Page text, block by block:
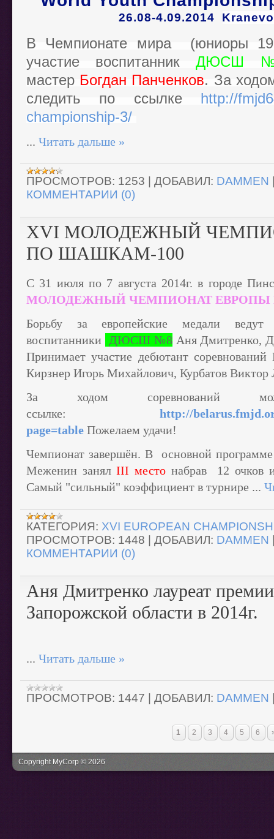
26.08-4.09.2014
В Чемпионате мира (юниоры
участие воспитанник ДЮСШ
мастер Богдан Панченков. За
следить по ссылке
http://
championship-3/
... Читать дальше »
ПРОСМОТРОВ: 1253 ДОБАВИЛ: DAMMEN
КОММЕНТАРИИ (0)
XVI МОЛОДЕЖНЫЙ
ПО ШАШКАМ-100
C 31 июля по 7 августа 2014г. в городе
МОЛОДЕЖНЫЙ ЧЕМПИОНАТ ЕВРОПЫ
Борьбу за европейские медали ведут
воспитанники
ДЮСШ №8Аня Дмитренко,
Принимает участие дебютант
Кирзнер Игорь Михайлович, Курбатов Виктор
За ходом соревнований
ссылке: http://
page=table Пожелаем удачи!
Чемпионат завершён. В основной
Меженин занялIII место набрав 12 очков
Самый "сильный" коэффициент в турнире ...
КАТЕГОРИЯ: XVI EUROPEAN
ПРОСМОТРОВ: 1448 ДОБАВИЛ: DAMMEN
КОММЕНТАРИИ (0)
Аня Дмитренко лауреат
Запорожской области в 2014г.
... Читать дальше »
ПРОСМОТРОВ: 1447 ДОБАВИЛ: DAMMEN
1 2 3 4 5 6
Copyright MyCorp © 2026